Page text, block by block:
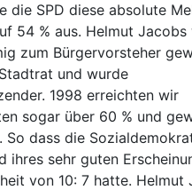
die SPD diese absolute
54 % aus. Helmut Jacobs
zum Bürgervorsteher
und wurde
1998 erreichten wir
sogar über 60 % und
So dass die
ihres sehr guten
von 10: 7 hatte. Helmut